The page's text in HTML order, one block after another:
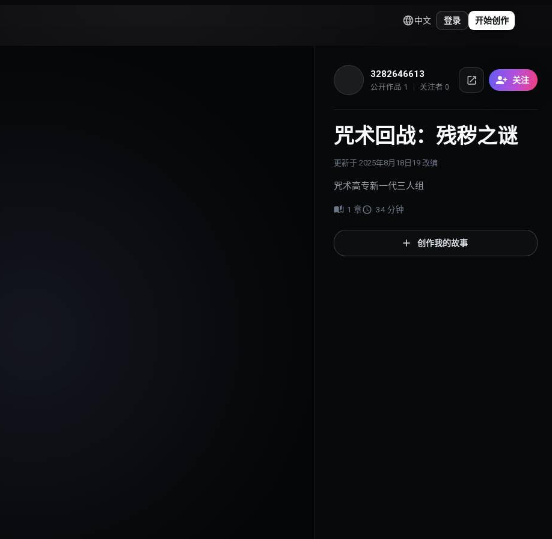
中文 登录 开始创作
3282646613
公开作品 1 关注者 0
关注
咒术回战：残秽之谜
更新于 2025年8月18日 19 改编
咒术高专新一代三人组
1 章 34 分钟
创作我的故事